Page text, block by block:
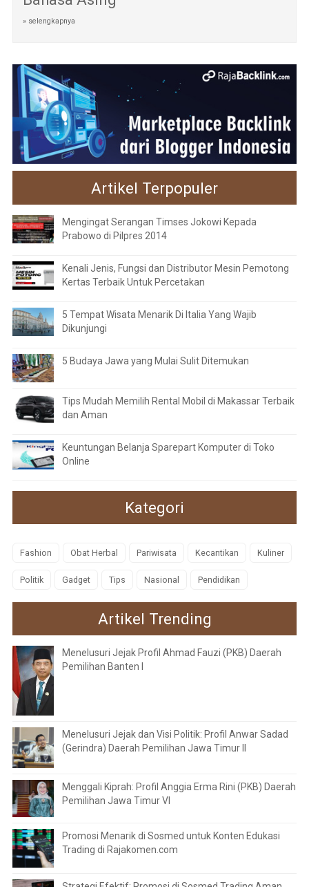
» selengkapnya
Artikel Terpopuler
Mengingat Serangan Timses Jokowi Kepada
Prabowo di Pilpres 2014
Kenali Jenis, Fungsi dan Distributor Mesin Pemotong
Kertas Terbaik Untuk Percetakan
5 Tempat Wisata Menarik Di Italia Yang Wajib
Dikunjungi
5 Budaya Jawa yang Mulai Sulit Ditemukan
Tips Mudah Memilih Rental Mobil di Makassar Terbaik
dan Aman
Keuntungan Belanja Sparepart Komputer di Toko
Online
Kategori
Fashion Obat Herbal Pariwisata Kecantikan Kuliner
Politik Gadget Tips Nasional Pendidikan
Artikel Trending
Menelusuri Jejak Profil Ahmad Fauzi (PKB) Daerah
Pemilihan Banten I
Menelusuri Jejak dan Visi Politik: Profil Anwar Sadad
(Gerindra) Daerah Pemilihan Jawa Timur II
Menggali Kiprah: Profil Anggia Erma Rini (PKB) Daerah
Pemilihan Jawa Timur VI
Promosi Menarik di Sosmed untuk Konten Edukasi
Trading di Rajakomen.com